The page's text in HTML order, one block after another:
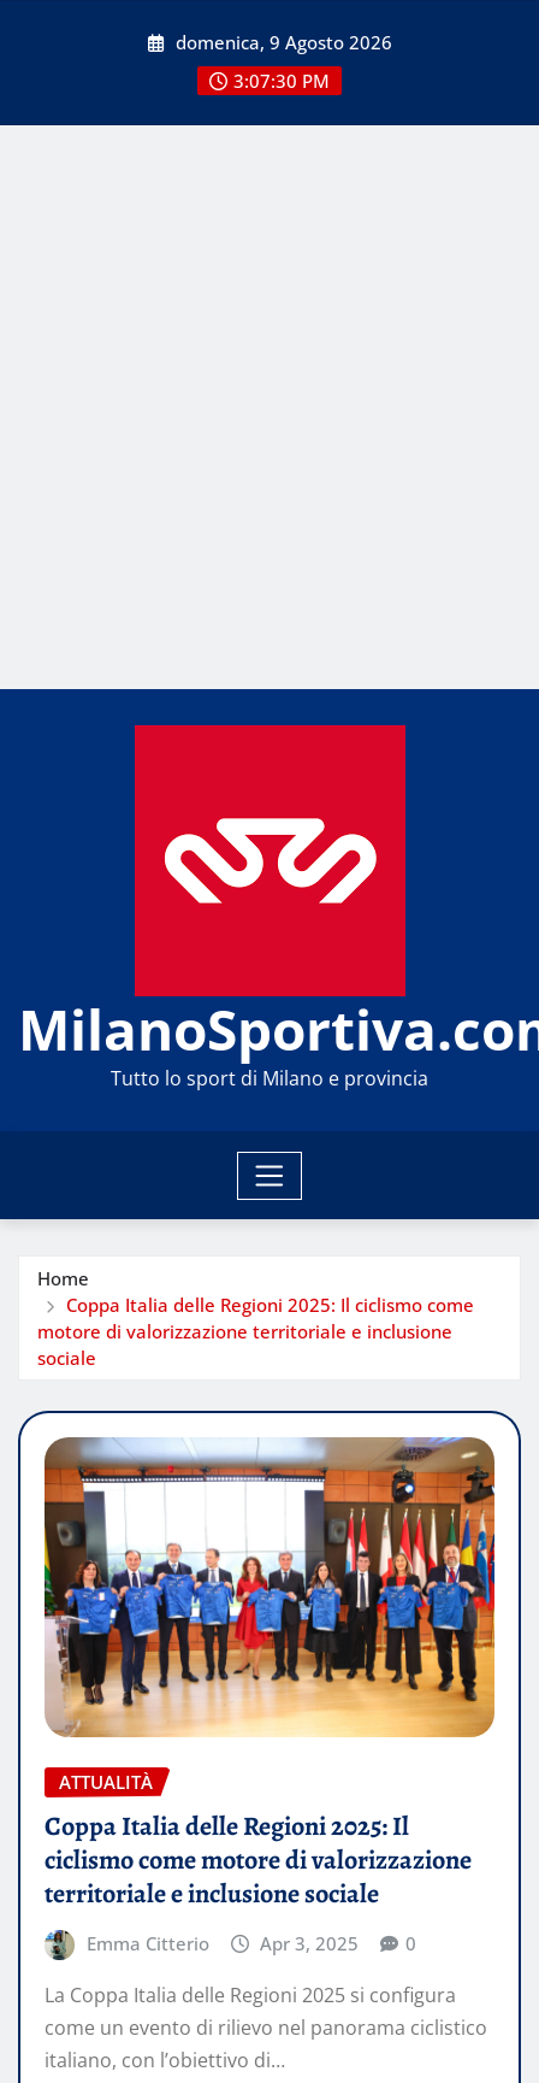
domenica, 9 Agosto 2026
3:07:30 PM
Tutto lo sport di Milano e provincia
Home
Coppa Italia delle Regioni 2025: Il ciclismo come
motore di valorizzazione territoriale e inclusione
sociale
ATTUALITÀ
Coppa Italia delle Regioni 2025: Il
ciclismo come motore di valorizzazione
territoriale e inclusione sociale
Emma Citterio Apr 3, 2025 0
La Coppa Italia delle Regioni 2025 si configura
come un evento di rilievo nel panorama ciclistico
italiano, con l’obiettivo di…